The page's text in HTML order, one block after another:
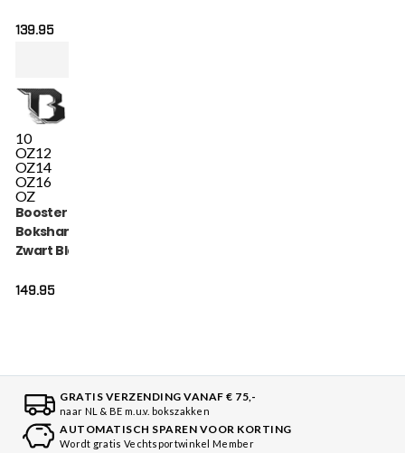
139.95
10
OZ12
OZ14
OZ16
OZ
Booster V9
Bokshandschoenen
Zwart Blauw (BGL V9
149.95
GRATIS VERZENDING VANAF € 75,-
naar NL & BE m.u.v. bokszakken
AUTOMATISCH SPAREN VOOR KORTING
Wordt gratis Vechtsportwinkel Member